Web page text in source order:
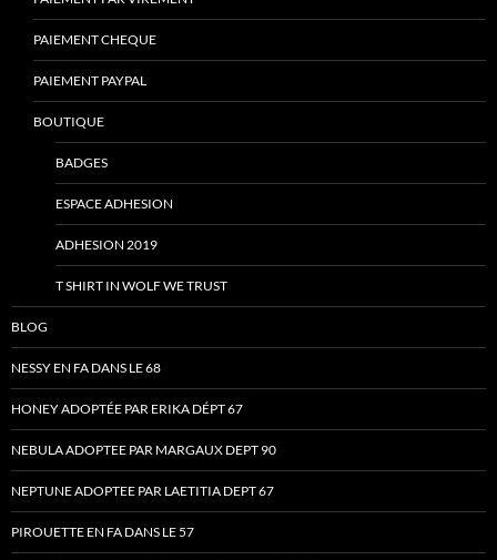
PAIEMENT CHEQUE
PAIEMENT PAYPAL
BOUTIQUE
BADGES
ESPACE ADHESION
ADHESION 2019
T SHIRT IN WOLF WE TRUST
BLOG
NESSY EN FA DANS LE 68
HONEY ADOPTÉE PAR ERIKA DÉPT 67
NEBULA ADOPTEE PAR MARGAUX DEPT 90
NEPTUNE ADOPTEE PAR LAETITIA DEPT 67
PIROUETTE EN FA DANS LE 57